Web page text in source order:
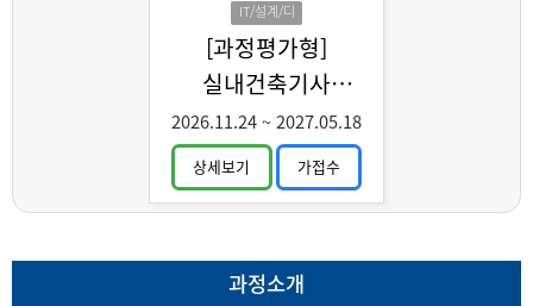
IT/설계/디
자인
[과정평가형]
실내건축기사
취득과정 C
2026.11.24~2027.05.18
상세보기 가접수
과정소개